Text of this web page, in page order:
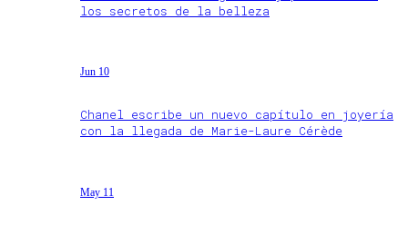
los secretos de la belleza
Jun 10
Chanel escribe un nuevo capítulo en joyería
con la llegada de Marie-Laure Cérède
May 11